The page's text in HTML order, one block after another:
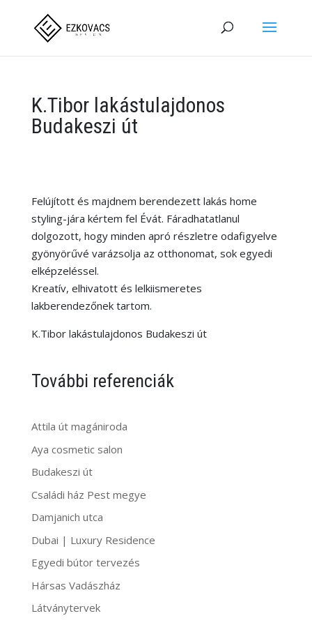
K.Tibor lakástulajdonos
Budakeszi út
Felújított és majdnem berendezett lakás home
styling-jára kértem fel Évát. Fáradhatatlanul
dolgozott, hogy minden apró részletre odafigyelve
gyönyörűvé varázsolja az otthonomat, sok egyedi
elképzeléssel.
Kreatív, elhivatott és lelkiismeretes
lakberendezőnek tartom.
K.Tibor lakástulajdonos Budakeszi út
További referenciák
Attila út magániroda
Aya cosmetic salon
Budakeszi út
Családi ház Pest megye
Damjanich utca
Dubai | Luxury Residence
Egyedi bútor tervezés
Hársas Vadászház
Látványtervek